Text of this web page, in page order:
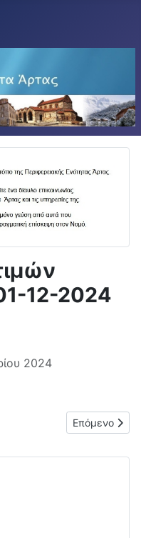
12-2024
2024
τιμών παντοπωλείου
Επόμενο
Επόμενο